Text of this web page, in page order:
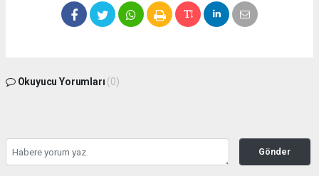
Okuyucu Yorumları (0)
Gönder